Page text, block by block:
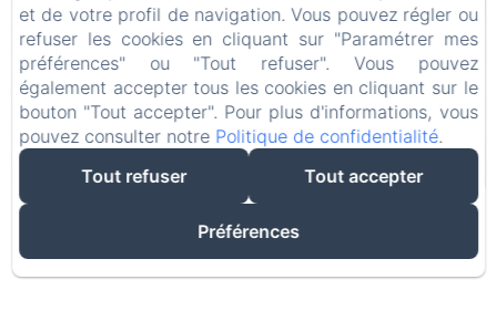
vous avez le droit de rêver
et de votre profil de navigation. Vous pouvez régler ou
refuser les cookies en cliquant sur "Paramétrer mes
préférences" ou "Tout refuser". Vous pouvez
également accepter tous les cookies en cliquant sur le
bouton "Tout accepter". Pour plus d'informations, vous
pouvez consulter notre Politique de confidentialité.
Tout refuser
Tout accepter
Préférences